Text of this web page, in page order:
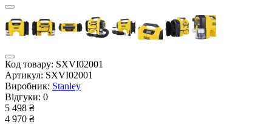
Код товару: SXVI02001
Артикул: SXVI02001
Виробник: Stanley
Відгуки: 0
5 498 ₴
4 970 ₴